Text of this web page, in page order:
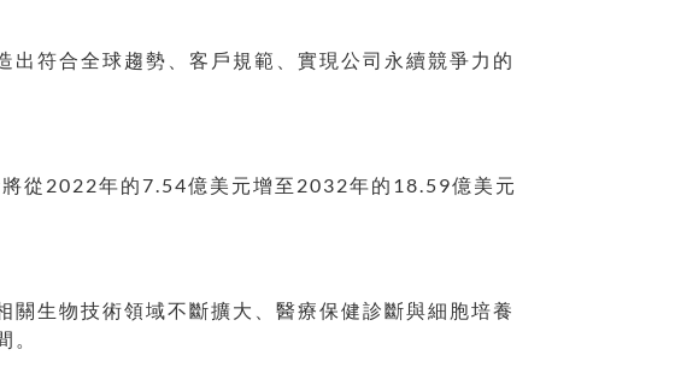
符合全球趨勢、客戶規範、實現公司永續競爭力的
從2022年的7.54億美元增至2032年的18.59億美元
生物技術領域不斷擴大、醫療保健診斷與細胞培養
。